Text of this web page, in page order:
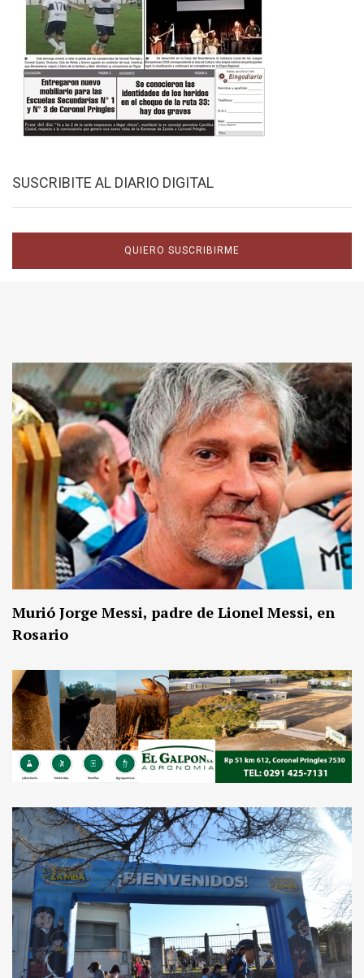
SUSCRIBITE AL DIARIO DIGITAL
QUIERO SUSCRIBIRME
Murió Jorge Messi, padre de Lionel Messi, en
Rosario